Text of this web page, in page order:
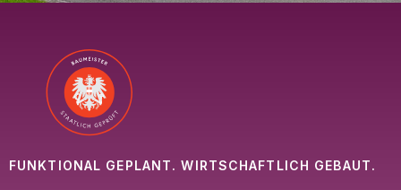
FUNKTIONAL GEPLANT. WIRTSCHAFTLICH GEBAUT.